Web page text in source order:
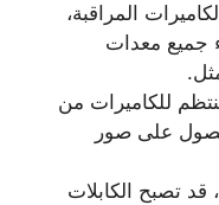
المراقبة،
جميع معدات
للكاميرات من
على صور
قد تصبح الكابلات